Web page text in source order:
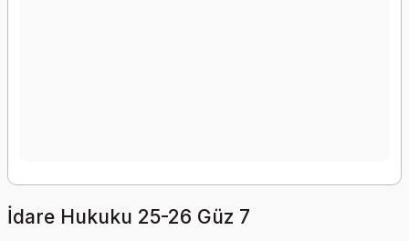
İdare Hukuku 25-26 Güz 7